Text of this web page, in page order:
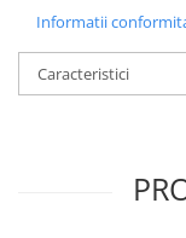
Informatii
Caracteristici